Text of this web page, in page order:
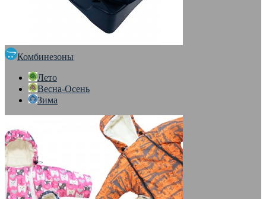
Комбинезоны
Лето
Весна-Осень
Зима